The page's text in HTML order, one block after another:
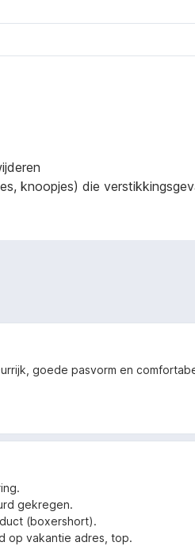
knoopjes) die
goede pasvorm en
gekregen.
(boxershort).
op vakantie adres, top.